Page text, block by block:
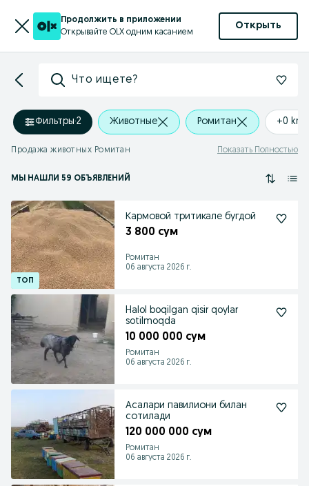
Продолжить в приложении
Открывайте OLX одним касанием
Открыть
Что ищете?
Фильтры·2 Животные Ромитан +0 km
Продажа животных Ромитан Показать Полностью
МЫ НАШЛИ 59 ОБЪЯВЛЕНИЙ
Кармовой тритикале бугдой
3 800 сум
Ромитан
06 августа 2026 г.
Halol boqilgan qisir qoylar
sotilmoqda
10 000 000 сум
Ромитан
06 августа 2026 г.
Асалари павилиони билан
сотилади
120 000 000 сум
Ромитан
06 августа 2026 г.